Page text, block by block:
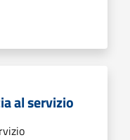
al servizio